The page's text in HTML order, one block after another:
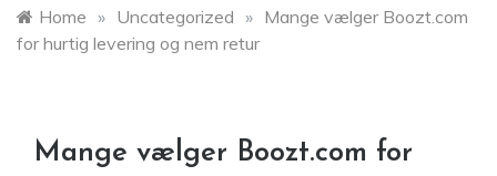
Home » Uncategorized » Mange vælger Boozt.com
for hurtig levering og nem retur
Mange vælger Boozt.com for